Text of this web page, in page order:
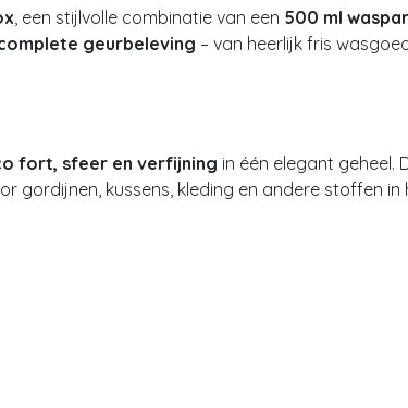
, een stijlvolle combinatie van een 500 ml
geurbeleving – van heerlijk fris
fort, sfeer en verfijning in één elegant geheel.
gordijnen, kussens, kleding en andere stoffen in